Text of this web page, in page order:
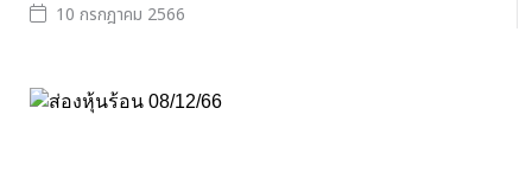
10 กรกฎาคม 2566